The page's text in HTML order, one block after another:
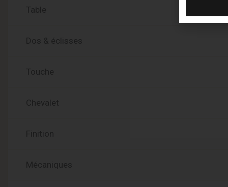
Table
Dos & éclisses
Touche
Chevalet
Finition
Mécaniques